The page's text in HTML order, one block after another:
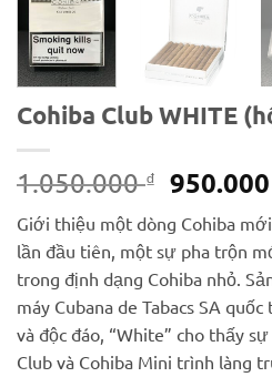
Cohiba Club WHITE
1.050.000₫ Giá
là:
950.000
Giới thiệu một dòng Cohiba
lần đầu tiên, một sự pha trộn
trong định dạng Cohiba nhỏ.
máy Cubana de Tabacs SA
và độc đáo, “White” cho thấy
Club và Cohiba Mini trình làng